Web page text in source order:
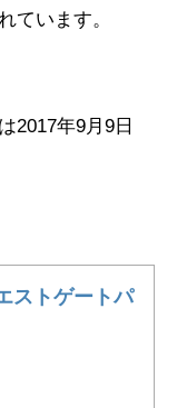
ています。
2017年9月9日
トゲートパ